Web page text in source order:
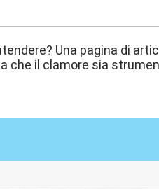
Una pagina di
che il clamore sia